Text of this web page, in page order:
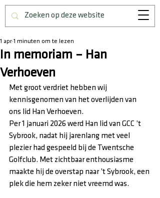
In memoriam – Han
Verhoeven
1 apr 1 minuten om te lezen
Met groot verdriet hebben wij
kennisgenomen van het overlijden van
ons lid Han Verhoeven.
Per 1 januari 2026 werd Han lid van GCC ’t
Sybrook, nadat hij jarenlang met veel
plezier had gespeeld bij de Twentsche
Golfclub. Met zichtbaar enthousiasme
maakte hij de overstap naar ’t Sybrook, een
plek die hem zeker niet vreemd was.